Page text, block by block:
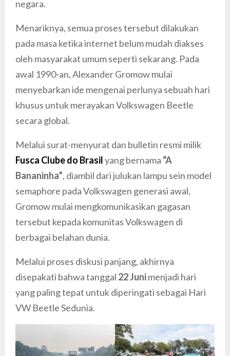
negara.
Menariknya, semua proses tersebut dilakukan
pada masa ketika internet belum mudah diakses
oleh masyarakat umum seperti sekarang. Pada
awal 1990-an, Alexander Gromow mulai
menyebarkan ide mengenai perlunya sebuah hari
khusus untuk merayakan Volkswagen Beetle
secara global.
Melalui surat-menyurat dan bulletin resmi milik
Fusca Clube do Brasilyang bernama “A
Bananinha”, diambil dari julukan lampu sein model
semaphore pada Volkswagen generasi awal,
Gromow mulai mengkomunikasikan gagasan
tersebut kepada komunitas Volkswagen di
berbagai belahan dunia.
Melalui proses diskusi panjang, akhirnya
disepakati bahwa tanggal 22 Junimenjadi hari
yang paling tepat untuk diperingati sebagai Hari
VW Beetle Sedunia.